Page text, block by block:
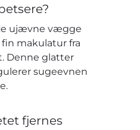
ujævne vægge
makulatur fra
Denne glatter
sugeevnen
fjernes